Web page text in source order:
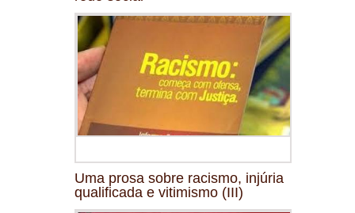
Uma prosa sobre racismo, injúria
qualificada e vitimismo (III)